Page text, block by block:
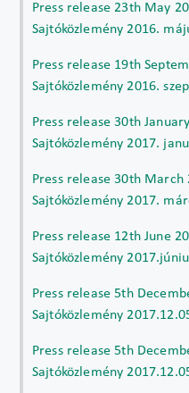
Press release 23th May
Sajtóközlemény 2016.
Press release 19th
Sajtóközlemény 2016.
Press release 30th
Sajtóközlemény 2017.
Press release 30th March
Sajtóközlemény 2017.
Press release 12th June
Sajtóközlemény
Press release 5th
Sajtóközlemény
Press release 5th
Sajtóközlemény